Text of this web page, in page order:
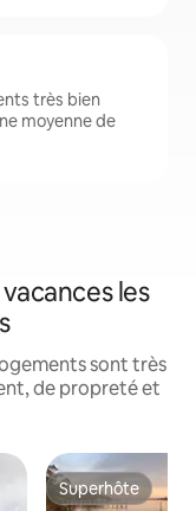
très bien
moyenne de
les
sont très
de propreté et
Superhôte
Superhôte